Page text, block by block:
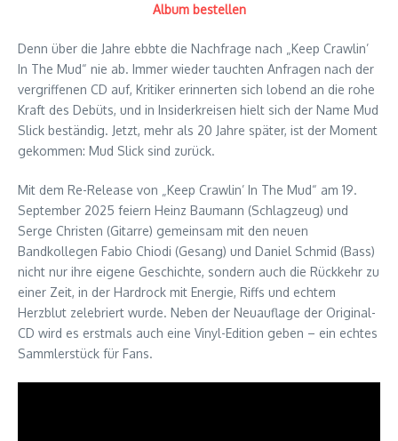
Album bestellen
Denn über die Jahre ebbte die Nachfrage nach „Keep Crawlin’
In The Mud“ nie ab. Immer wieder tauchten Anfragen nach der
vergriffenen CD auf, Kritiker erinnerten sich lobend an die rohe
Kraft des Debüts, und in Insiderkreisen hielt sich der Name Mud
Slick beständig. Jetzt, mehr als 20 Jahre später, ist der Moment
gekommen: Mud Slick sind zurück.
Mit dem Re-Release von „Keep Crawlin’ In The Mud“ am 19.
September 2025 feiern Heinz Baumann (Schlagzeug) und
Serge Christen (Gitarre) gemeinsam mit den neuen
Bandkollegen Fabio Chiodi (Gesang) und Daniel Schmid (Bass)
nicht nur ihre eigene Geschichte, sondern auch die Rückkehr zu
einer Zeit, in der Hardrock mit Energie, Riffs und echtem
Herzblut zelebriert wurde. Neben der Neuauflage der Original-
CD wird es erstmals auch eine Vinyl-Edition geben – ein echtes
Sammlerstück für Fans.